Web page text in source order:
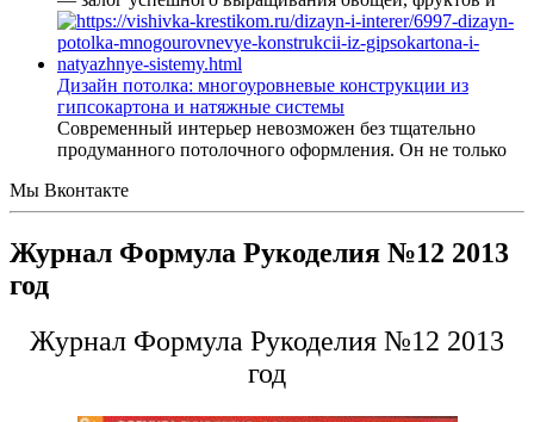
Дизайн потолка: многоуровневые конструкции из
гипсокартона и натяжные системы
Современный интерьер невозможен без тщательно
продуманного потолочного оформления. Он не только
Мы Вконтакте
Журнал Формула Рукоделия №12 2013
год
Журнал Формула Рукоделия №12 2013
год